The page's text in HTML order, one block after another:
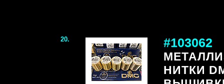
20. #103062
НИТКИ